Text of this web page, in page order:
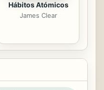
Hábitos Atómicos
James Clear